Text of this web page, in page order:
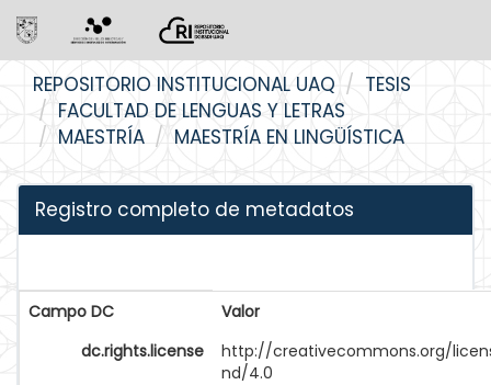
navigation
REPOSITORIO INSTITUCIONAL UAQ
TESIS
FACULTAD DE LENGUAS Y LETRAS
MAESTRÍA
MAESTRÍA EN LINGÜÍSTICA
Registro completo de metadatos
Campo DC
Valor
dc.rights.license
http://creativecommons.org/
nd/4.0